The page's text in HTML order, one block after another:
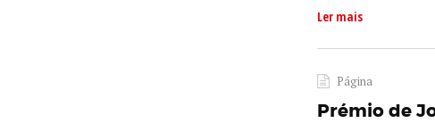
Ler mais
Página
Prémio de